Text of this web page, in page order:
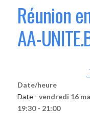
Réunion
AA-
Date/heure
Date - vendredi 16
19:30 - 21:00